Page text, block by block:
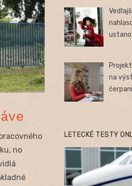
no
na
LETECKÉ TESTY